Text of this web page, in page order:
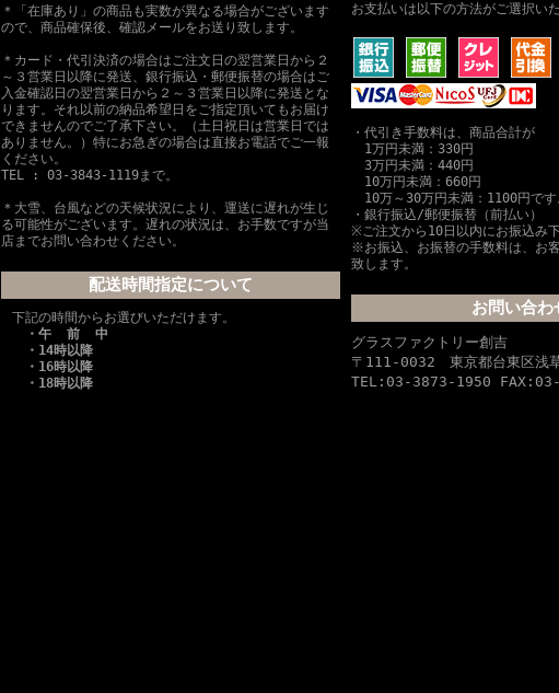
＊「在庫あり」の商品も実数が異なる場合がございます
ので、商品確保後、確認メールをお送り致します。
＊カード・代引決済の場合はご注文日の翌営業日から２
～３営業日以降に発送、銀行振込・郵便振替の場合はご
入金確認日の翌営業日から２～３営業日以降に発送とな
ります。それ以前の納品希望日をご指定頂いてもお届け
できませんのでご了承下さい。（土日祝日は営業日では
ありません。）特にお急ぎの場合は直接お電話でご一報
ください。
TEL : 03-3843-1119まで。
＊大雪、台風などの天候状況により、運送に遅れが生じ
る可能性がございます。遅れの状況は、お手数ですが当
店までお問い合わせください。
配送時間指定について
下記の時間からお選びいただけます。
・午 前 中
・14時以降
・16時以降
・18時以降
お支払いは以下の方法がご選択い
・代引き手数料は、商品合計が
1万円未満：330円
3万円未満：440円
10万円未満：660円
10万～30万円未満：1100円です
・銀行振込/郵便振替（前払い）
※ご注文から10日以内にお振込み下
※お振込、お振替の手数料は、お
致します。
お問い合わ
グラスファクトリー創吉
〒111-0032 東京都台東区浅
TEL:03-3873-1950